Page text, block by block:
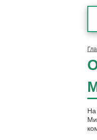
На